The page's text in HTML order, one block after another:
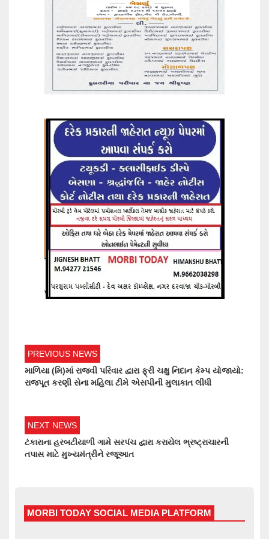
PREVIOUS NEWS
માળિયા (મિ)માં રાજવી પરિવાર દ્વારા ફ્રી ચક્ષુ નિદાન કેમ્પ યોજાયો:
રાજપૂત કરણી સેના મહિલા ટીમે એસપીની મુલાકાત લીધી
NEXT NEWS
ટંકારાના હરબટીયાળી ગામે સરપંચ દ્વારા કરાયેલ ભ્રષ્ટ્રાચારની
તપાસ માટે મુખ્યમંત્રીને રજૂઆત
MORBI TODAY SOCIAL MEDIA PLATFORM